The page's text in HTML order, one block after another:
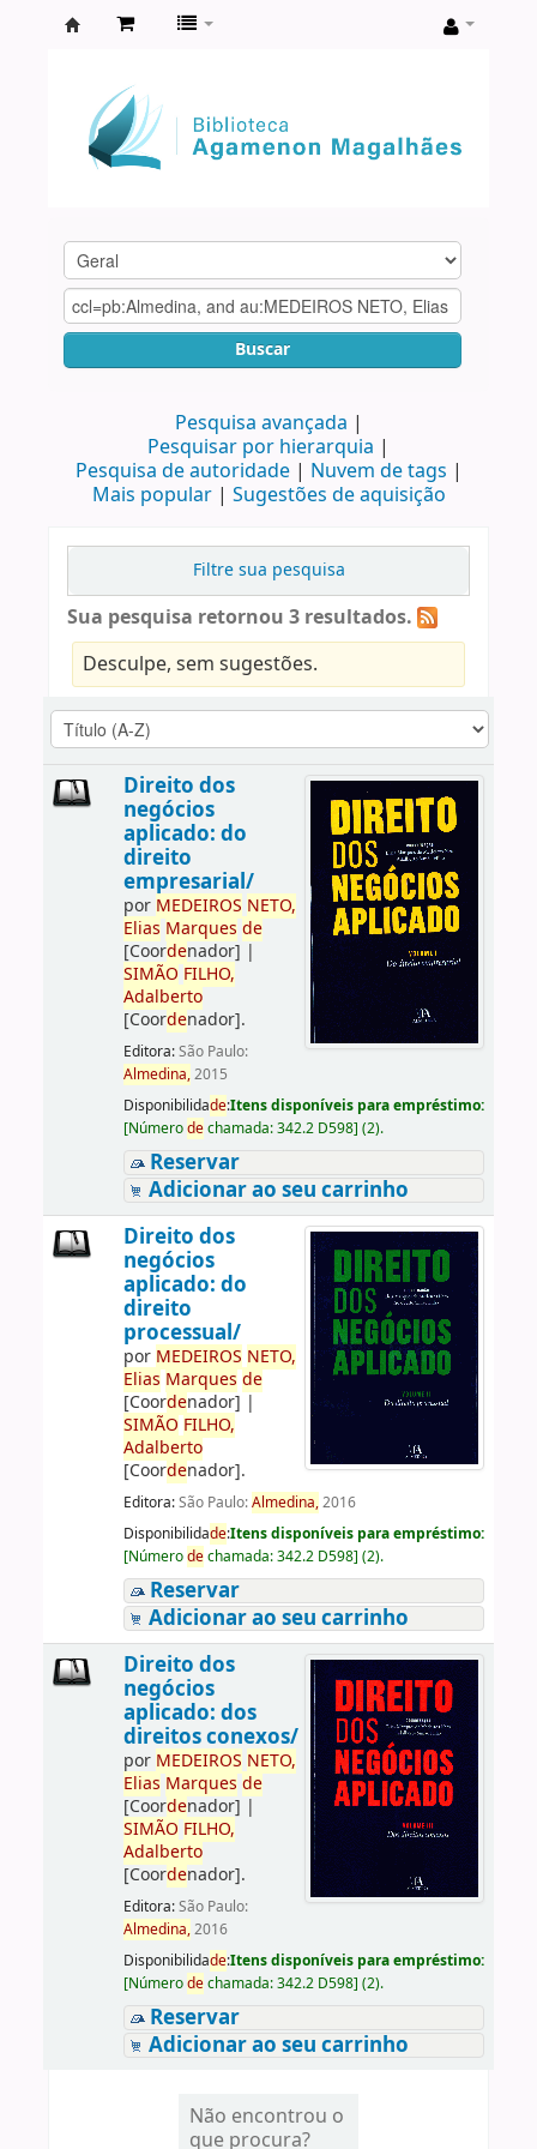
Agamenon
Magalhães
Buscar
Pesquisa avançada
Pesquisar por hierarquia
Pesquisa de autoridade
Nuvem de tags
Mais popular
Sugestões de aquisição
Filtre sua pesquisa
Sua pesquisa retornou 3 resultados.
Desculpe, sem sugestões.
Direito dos
negócios
aplicado: do
direito
empresarial/
por MEDEIROS NETO,
Elias Marques de
[Coordenador] |
SIMÃO FILHO,
Adalberto
[Coordenador].
Editora:São Paulo:
Almedina,2015
Disponibilidade:Itens disponíveis para empréstimo:
[Númerodechamada:342.2 D598] (2).
Reservar
Adicionar ao seu carrinho
Direito dos
negócios
aplicado: do
direito
processual/
por MEDEIROS NETO,
Elias Marques de
[Coordenador] |
SIMÃO FILHO,
Adalberto
[Coordenador].
Editora:São Paulo:Almedina,2016
Disponibilidade:Itens disponíveis para empréstimo:
[Númerodechamada:342.2 D598] (2).
Reservar
Adicionar ao seu carrinho
Direito dos
negócios
aplicado: dos
direitos conexos/
por MEDEIROS NETO,
Elias Marques de
[Coordenador] |
SIMÃO FILHO,
Adalberto
[Coordenador].
Editora:São Paulo:
Almedina,2016
Disponibilidade:Itens disponíveis para empréstimo:
[Númerodechamada:342.2 D598] (2).
Reservar
Adicionar ao seu carrinho
Não encontrou o
que procura?